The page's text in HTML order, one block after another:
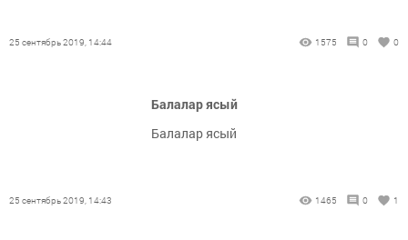
25 сентябрь 2019, 14:44 1575 0 0
Балалар ясый
Балалар ясый
25 сентябрь 2019, 14:43 1465 0 1